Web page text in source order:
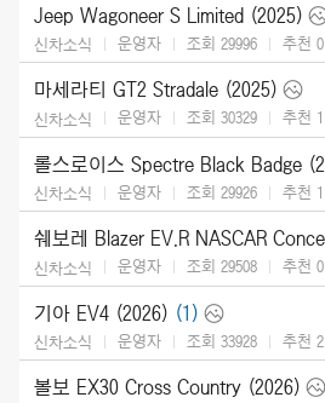
Jeep Wagoneer S Limited (2025)
신차소식 운영자 조회 29996 추천 0
마세라티 GT2 Stradale (2025)
신차소식 운영자 조회 30329 추천 1
신차소식 운영자 조회 29926 추천 1
신차소식 운영자 조회 29508 추천 0
기아 EV4 (2026) (1)
신차소식 운영자 조회 33928 추천 2
볼보 EX30 Cross Country (2026)